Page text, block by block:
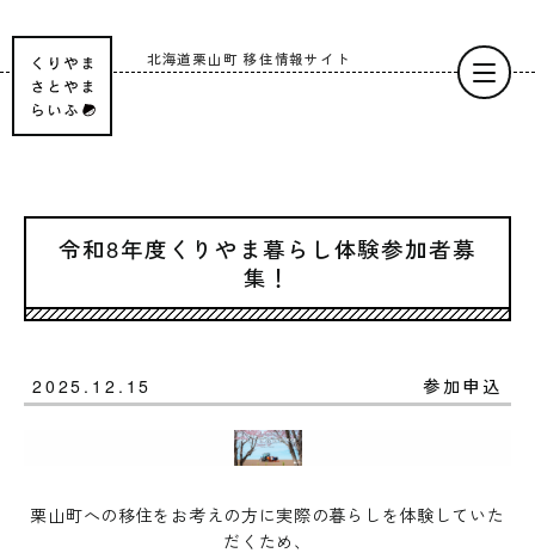
北海道栗山町移住情報サイト
令和8年度くりやま暮らし体験参加者募
集！
2025.12.15 参加申込
栗山町への移住をお考えの方に実際の暮らしを体験していた
だくため、